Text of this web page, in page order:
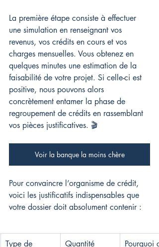
La première étape consiste à effectuer
une simulation en renseignant vos
revenus, vos crédits en cours et vos
charges mensuelles. Vous obtenez en
quelques minutes une estimation de la
faisabilité de votre projet. Si celle-ci est
positive, nous pouvons alors
concrètement entamer la phase de
regroupement de crédits en rassemblant
vos pièces justificatives. 🎬
Voir la banque la moins chère
Pour convaincre l’organisme de crédit,
voici les justificatifs indispensables que
votre dossier doit absolument contenir :
Type de
Quantité
Pourquoi